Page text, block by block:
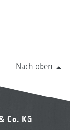
Nach oben
Co. KG